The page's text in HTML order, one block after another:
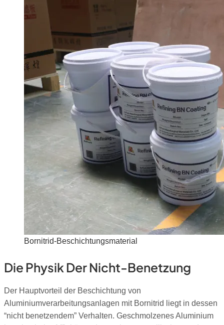
Bornitrid-Beschichtungsmaterial
Die Physik Der Nicht-Benetzung
Der Hauptvorteil der Beschichtung von
Aluminiumverarbeitungsanlagen mit Bornitrid liegt in dessen
“nicht benetzendem” Verhalten. Geschmolzenes Aluminium